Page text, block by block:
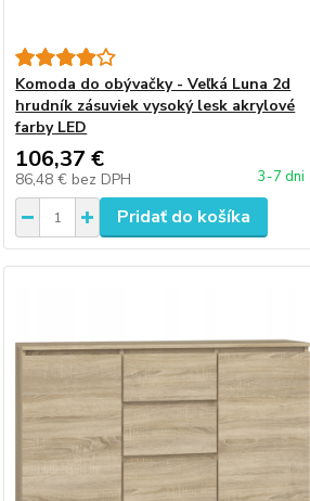
Komoda do obývačky - Veľká Luna 2d
hrudník zásuviek vysoký lesk akrylové
farby LED
106,37 €
86,48 € bez DPH 3-7 dni
Pridať do košíka